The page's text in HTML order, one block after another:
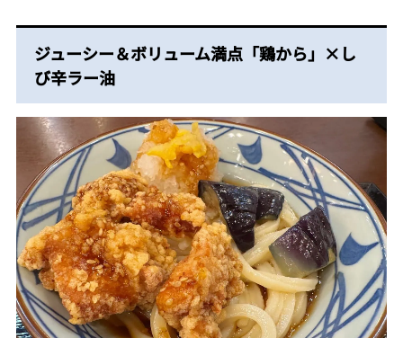
ジューシー＆ボリューム満点「鶏から」×し
び辛ラー油